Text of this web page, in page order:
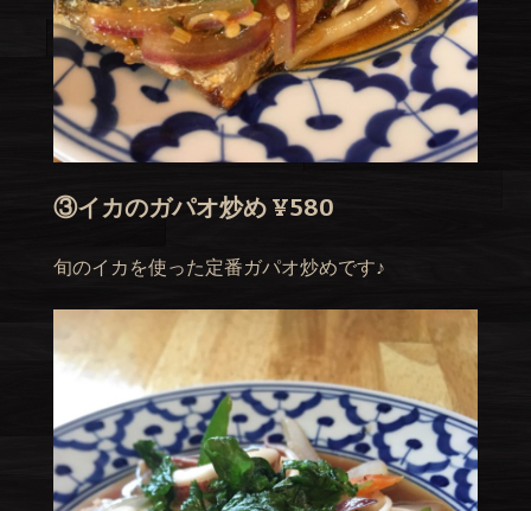
③イカのガパオ炒め ¥580
旬のイカを使った定番ガパオ炒めです♪